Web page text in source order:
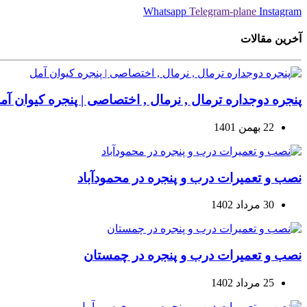
Whatsapp Telegram-plane Instagram
آخرین مقالات
پنجره دوجداره ترمال , نرمال , اختصاصی | پنجره کیوان
22 بهمن 1401
نصب و تعمیرات درب و پنجره در محمودآباد
30 مرداد 1402
نصب و تعمیرات درب و پنجره در چمستان
25 مرداد 1402